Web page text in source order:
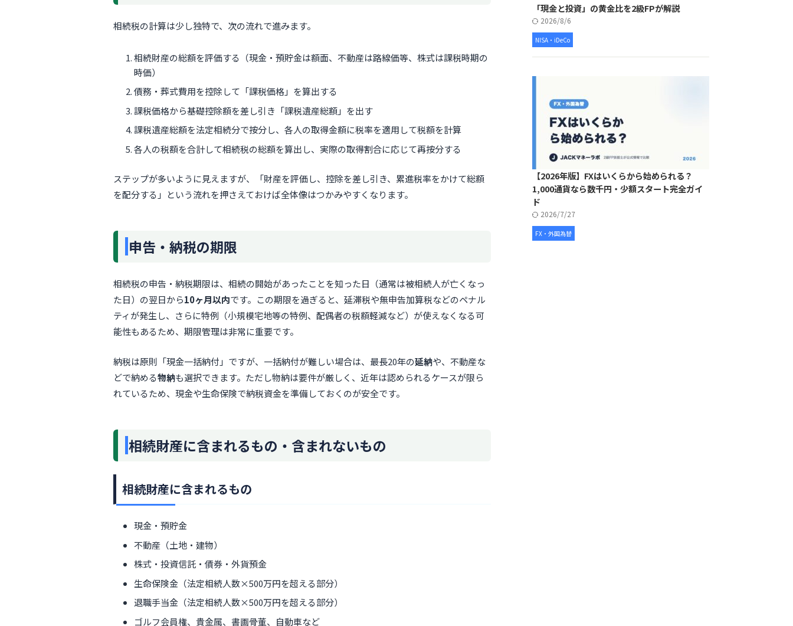
相続税の計算は少し独特で、次の流れで進みます。
相続財産の総額を評価する（現金・預貯金は額面、不動産は路線価等、株式は課税時期の
時価）
債務・葬式費用を控除して「課税価格」を算出する
課税価格から基礎控除額を差し引き「課税遺産総額」を出す
課税遺産総額を法定相続分で按分し、各人の取得金額に税率を適用して税額を計算
各人の税額を合計して相続税の総額を算出し、実際の取得割合に応じて再按分する
ステップが多いように見えますが、「財産を評価し、控除を差し引き、累進税率をかけて総額
を配分する」という流れを押さえておけば全体像はつかみやすくなります。
申告・納税の期限
相続税の申告・納税期限は、相続の開始があったことを知った日（通常は被相続人が亡くなっ
た日）の翌日から10ヶ月以内です。この期限を過ぎると、延滞税や無申告加算税などのペナル
ティが発生し、さらに特例（小規模宅地等の特例、配偶者の税額軽減など）が使えなくなる可
能性もあるため、期限管理は非常に重要です。
納税は原則「現金一括納付」ですが、一括納付が難しい場合は、最長20年の延納や、不動産な
どで納める物納も選択できます。ただし物納は要件が厳しく、近年は認められるケースが限ら
れているため、現金や生命保険で納税資金を準備しておくのが安全です。
相続財産に含まれるもの・含まれないもの
相続財産に含まれるもの
現金・預貯金
不動産（土地・建物）
株式・投資信託・債券・外貨預金
生命保険金（法定相続人数×500万円を超える部分）
退職手当金（法定相続人数×500万円を超える部分）
ゴルフ会員権、貴金属、書画骨董、自動車など
「現金と投資」の黄金比を2級FPが解説
2026/8/6
NISA・iDeCo
【2026年版】FXはいくらから始められる？
1,000通貨なら数千円・少額スタート完全ガイ
ド
2026/7/27
FX・外国為替